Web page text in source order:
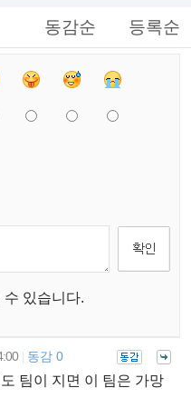
동감순 등록순
있습니다.
동감 0
팀이 지면 이 팀은 가망